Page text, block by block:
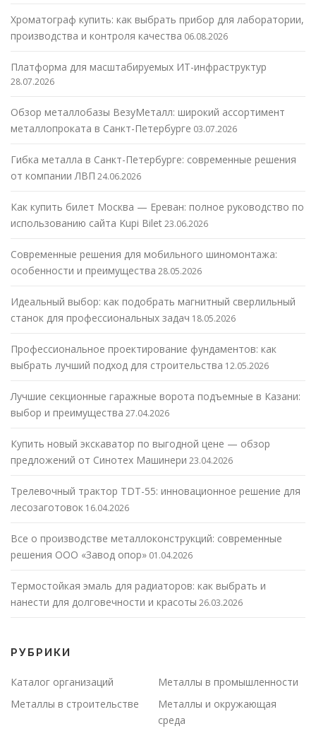
Хроматограф купить: как выбрать прибор для лаборатории,
производства и контроля качества 06.08.2026
Платформа для масштабируемых ИТ-инфраструктур
28.07.2026
Обзор металлобазы ВезуМеталл: широкий ассортимент
металлопроката в Санкт-Петербурге 03.07.2026
Гибка металла в Санкт-Петербурге: современные решения
от компании ЛВП 24.06.2026
Как купить билет Москва — Ереван: полное руководство по
использованию сайта Kupi Bilet23.06.2026
Современные решения для мобильного шиномонтажа:
особенности и преимущества 28.05.2026
Идеальный выбор: как подобрать магнитный сверлильный
станок для профессиональных задач 18.05.2026
Профессиональное проектирование фундаментов: как
выбрать лучший подход для строительства 12.05.2026
Лучшие секционные гаражные ворота подъемные в Казани:
выбор и преимущества 27.04.2026
Купить новый экскаватор по выгодной цене — обзор
предложений от Синотех Машинери 23.04.2026
Трелевочный трактор TDT-55: инновационное решение для
лесозаготовок 16.04.2026
Все о производстве металлоконструкций: современные
решения ООО «Завод опор» 01.04.2026
Термостойкая эмаль для радиаторов: как выбрать и
нанести для долговечности и красоты 26.03.2026
РУБРИКИ
Каталог организаций
Металлы в промышленности
Металлы в строительстве
Металлы и окружающая
среда